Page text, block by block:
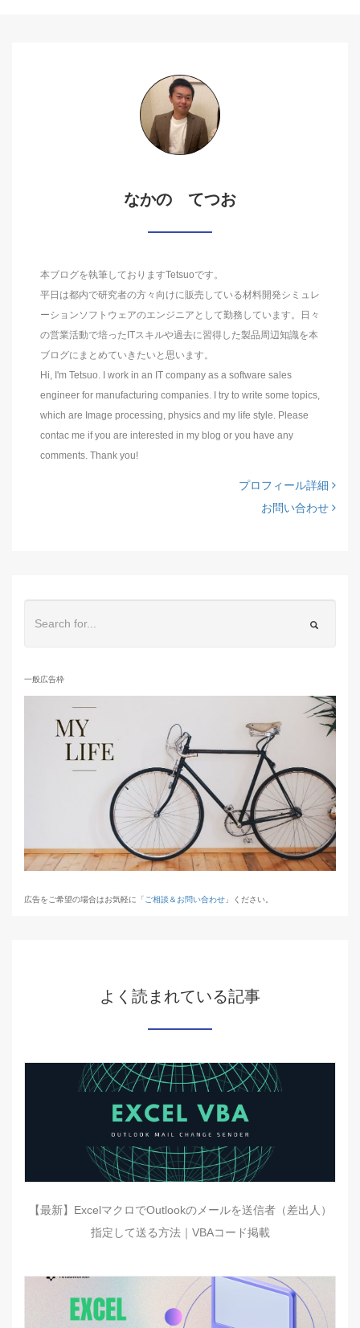
なかの てつお
本ブログを執筆しておりますTetsuoです。
平日は都内で研究者の方々向けに販売している材料開発シミュレ
ーションソフトウェアのエンジニアとして勤務しています。日々
の営業活動で培ったITスキルや過去に習得した製品周辺知識を本
ブログにまとめていきたいと思います。
Hi, I'm Tetsuo. I work in an IT company as a software sales
engineer for manufacturing companies. I try to write some topics,
which are Image processing, physics and my life style. Please
contac me if you are interested in my blog or you have any
comments. Thank you!
プロフィール詳細
お問い合わせ
一般広告枠
広告をご希望の場合はお気軽に「ご相談＆お問い合わせ 」ください。
よく読まれている記事
【最新】ExcelマクロでOutlookのメールを送信者（差出人）
指定して送る方法｜VBAコード掲載